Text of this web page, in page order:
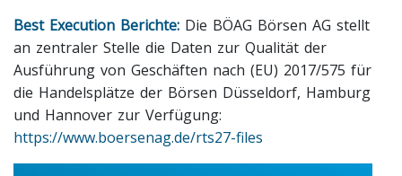
Best Execution Berichte: Die BÖAG Börsen AG stellt
an zentraler Stelle die Daten zur Qualität der
Ausführung von Geschäften nach (EU) 2017/575 für
die Handelsplätze der Börsen Düsseldorf, Hamburg
und Hannover zur Verfügung:
https://www.boersenag.de/rts27-files